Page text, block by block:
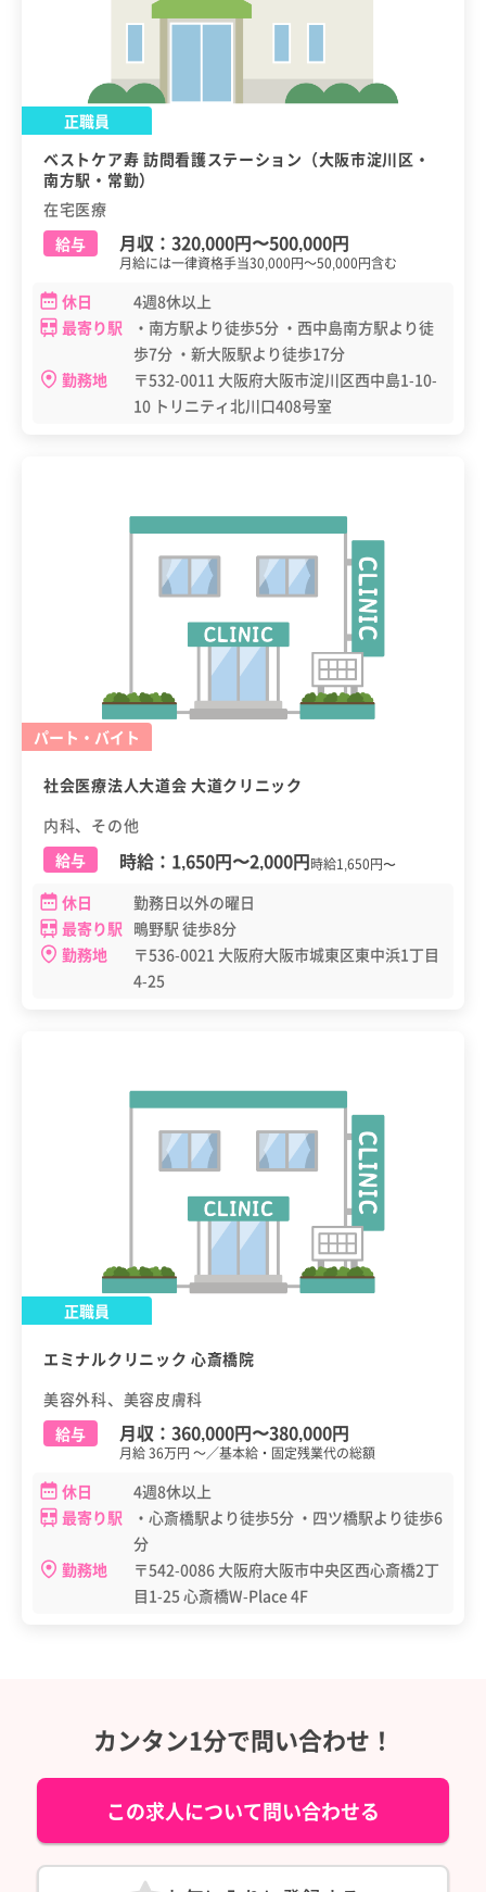
正職員
ベストケア寿 訪問看護ステーション（大阪市淀川区・
南方駅・常勤）
在宅医療
給与
月収： 320,000円〜500,000円
月給には一律資格手当30,000円～50,000円含む
休日
4週8休以上
最寄り駅
・南方駅より徒歩5分 ・西中島南方駅より徒
歩7分 ・新大阪駅より徒歩17分
勤務地
〒532-0011 大阪府大阪市淀川区西中島1-10-
10 トリニティ北川口408号室
パート・バイト
社会医療法人大道会 大道クリニック
内科、その他
給与
時給： 1,650円〜2,000円時給1,650円〜
休日
勤務日以外の曜日
最寄り駅 鴫野駅 徒歩8分
勤務地
〒536-0021 大阪府大阪市城東区東中浜1丁目
4-25
正職員
エミナルクリニック 心斎橋院
美容外科、美容皮膚科
給与
月収： 360,000円〜380,000円
月給 36万円 ～／基本給・固定残業代の総額
休日
4週8休以上
最寄り駅
・心斎橋駅より徒歩5分 ・四ツ橋駅より徒歩6
分
勤務地
〒542-0086 大阪府大阪市中央区西心斎橋2丁
目1-25 心斎橋W-Place 4F
カンタン1分で問い合わせ！
この求人について問い合わせる